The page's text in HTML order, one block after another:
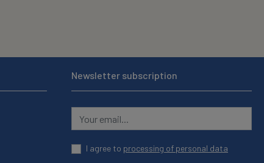
Newsletter subscription
I agree to processing of personal data